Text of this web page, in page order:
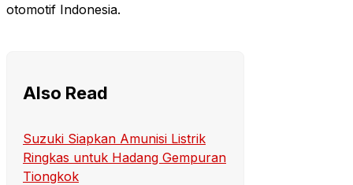
otomotif Indonesia.
Also Read
Suzuki Siapkan Amunisi Listrik
Ringkas untuk Hadang Gempuran
Tiongkok